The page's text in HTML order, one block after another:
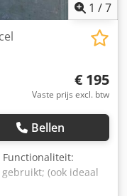
1 /7
€ 195
Vaste prijs excl. btw
Bellen
Functionaliteit:
(ook ideaal
een staat waarin